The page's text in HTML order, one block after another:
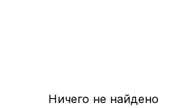
Ничего не найдено